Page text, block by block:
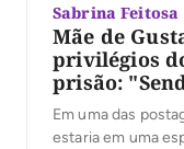
Sabrina Feitosa
Mãe de
privilégios
prisão:
Em uma das
estaria em uma